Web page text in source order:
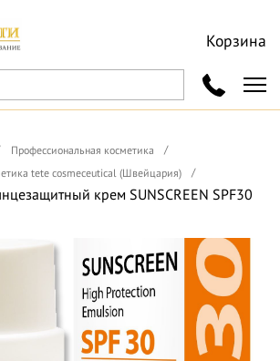
Корзина
Профессиональная косметика
tete cosmeceutical (Швейцария)
крем SUNSCREEN SPF30